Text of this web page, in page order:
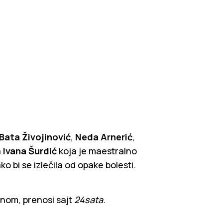
Živojinović, Neda Arnerić,
Ivana Šurdić koja je maestralno
bi se izlečila od opake bolesti.
prenosi sajt 24sata.